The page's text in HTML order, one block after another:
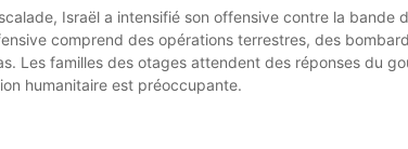
Israël a intensifié son offensive contre la bande
comprend des opérations terrestres, des
Les familles des otages attendent des réponses du
humanitaire est préoccupante.